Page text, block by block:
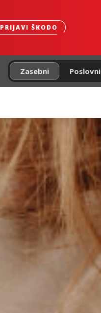
PRIJAVI ŠKODO
Zasebni Poslovni